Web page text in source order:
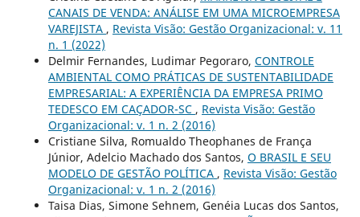
CANAIS DE VENDA: ANÁLISE EM UMA MICROEMPRESA
VAREJISTA , Revista Visão: Gestão Organizacional: v. 11
n. 1 (2022)
Delmir Fernandes, Ludimar Pegoraro, CONTROLE
AMBIENTAL COMO PRÁTICAS DE SUSTENTABILIDADE
EMPRESARIAL: A EXPERIÊNCIA DA EMPRESA PRIMO
TEDESCO EM CAÇADOR-SC , Revista Visão: Gestão
Organizacional: v. 1 n. 2 (2016)
Cristiane Silva, Romualdo Theophanes de França
Júnior, Adelcio Machado dos Santos, O BRASIL E SEU
MODELO DE GESTÃO POLÍTICA , Revista Visão: Gestão
Organizacional: v. 1 n. 2 (2016)
Taisa Dias, Simone Sehnem, Genéia Lucas dos Santos,